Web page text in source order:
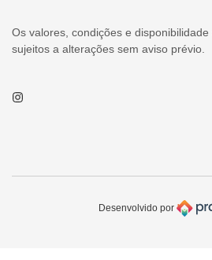
Os valores, condições e
sujeitos a alterações sem aviso prévio.
Instagram
Desenvolvido por